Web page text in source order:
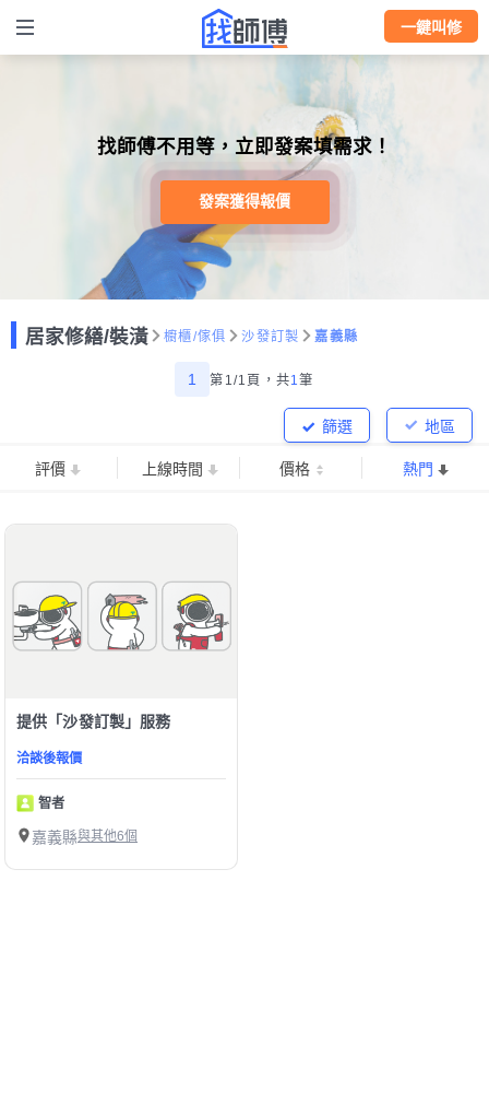
一鍵叫修
找師傅不用等，立即發案填需求！
發案獲得報價
居家修繕/裝潢 櫥櫃/傢俱 沙發訂製 嘉義縣
1 第1/1頁， 共1筆
地區
篩選
評價 上線時間 價格 熱門
提供「沙發訂製」服務
洽談後報價
智者
嘉義縣與其他6個